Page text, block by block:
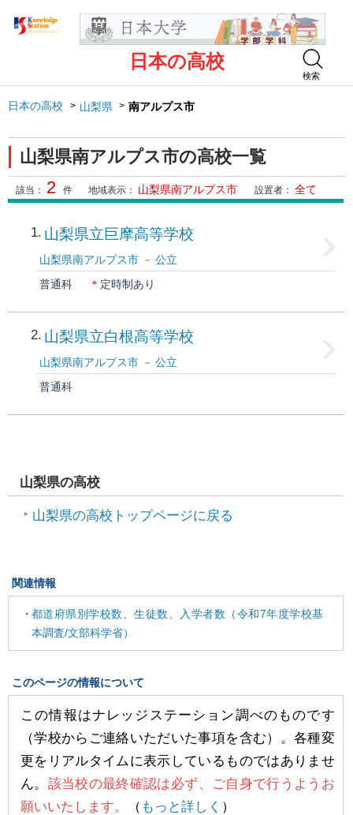
日本の高校
検索
日本の高校 山梨県 南アルプス市
山梨県南アルプス市の高校一覧
該当： 2 件 地域表示： 山梨県南アルプス市 設置者： 全て
1 山梨県立巨摩高等学校
山梨県南アルプス市
公立
普通科
＊ 定時制あり
2 山梨県立白根高等学校
山梨県南アルプス市
公立
普通科
山梨県の高校
山梨県の高校トップページに戻る
関連情報
都道府県別学校数、生徒数、入学者数（令和7年度学校基
本調査/文部科学省）
このページの情報について
この情報はナレッジステーション調べのものです
（学校からご連絡いただいた事項を含む）。各種変
更をリアルタイムに表示しているものではありませ
ん。 該当校の最終確認は必ず、ご自身で行うようお
願いいたします。
（ もっと詳しく ）